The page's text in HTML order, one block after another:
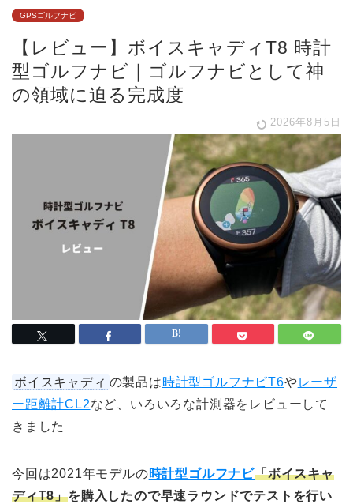
GPSゴルフナビ
【レビュー】ボイスキャディT8 時計
型ゴルフナビ｜ゴルフナビとして神
の領域に迫る完成度
2026年8月5日
ボイスキャディ の製品は時計型ゴルフナビT6やレーザ
ー距離計CL2など、いろいろな計測器をレビューして
きました
今回は2021年モデルの時計型ゴルフナビ「ボイスキャ
ディT8」を購入したので早速ラウンドでテストを行い